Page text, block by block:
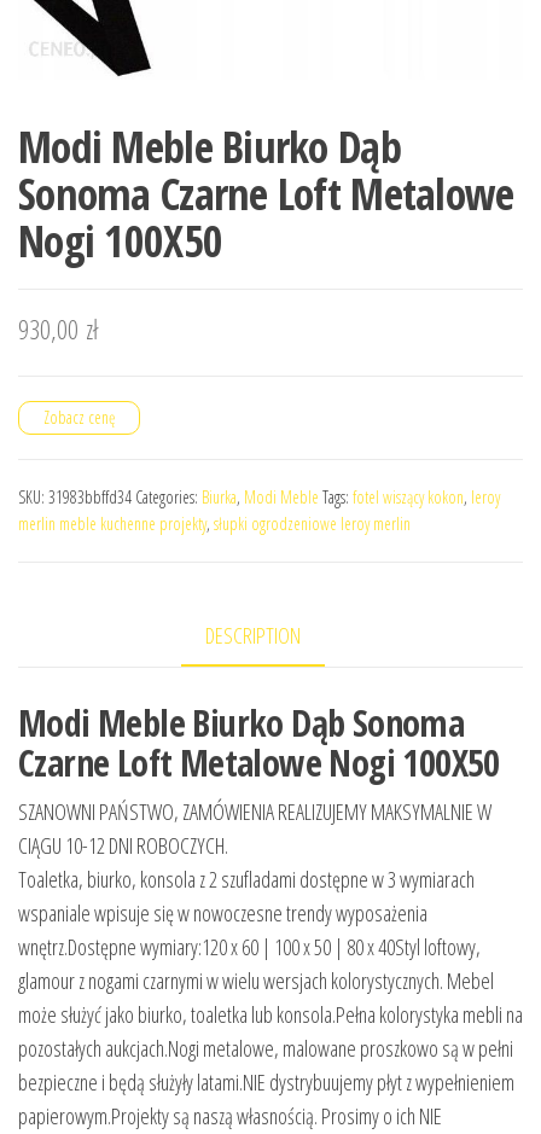
Modi Meble Biurko Dąb
Sonoma Czarne Loft Metalowe
Nogi 100X50
930,00 zł
Zobacz cenę
SKU: 31983bbffd34 Categories: Biurka, Modi Meble Tags: fotel wiszący kokon, leroy
merlin meble kuchenne projekty, słupki ogrodzeniowe leroy merlin
DESCRIPTION
Modi Meble Biurko Dąb Sonoma
Czarne Loft Metalowe Nogi 100X50
SZANOWNI PAŃSTWO, ZAMÓWIENIA REALIZUJEMY MAKSYMALNIE W
CIĄGU 10-12 DNI ROBOCZYCH.
Toaletka, biurko, konsola z 2 szufladami dostępne w 3 wymiarach
wspaniale wpisuje się w nowoczesne trendy wyposażenia
wnętrz.Dostępne wymiary:120 x 60 | 100 x 50 | 80 x 40Styl loftowy,
glamour z nogami czarnymi w wielu wersjach kolorystycznych. Mebel
może służyć jako biurko, toaletka lub konsola.Pełna kolorystyka mebli na
pozostałych aukcjach.Nogi metalowe, malowane proszkowo są w pełni
bezpieczne i będą służyły latami.NIE dystrybuujemy płyt z wypełnieniem
papierowym.Projekty są naszą własnością. Prosimy o ich NIE